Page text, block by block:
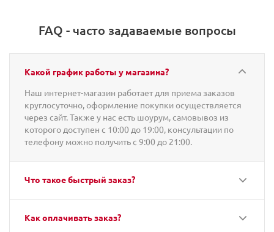
FAQ - часто задаваемые вопросы
Какой график работы у магазина?
Наш интернет-магазин работает для приема заказов
круглосуточно, оформление покупки осуществляется
через сайт. Также у нас есть шоурум, самовывоз из
которого доступен с 10:00 до 19:00, консультации по
телефону можно получить с 9:00 до 21:00.
Что такое быстрый заказ?
Как оплачивать заказ?